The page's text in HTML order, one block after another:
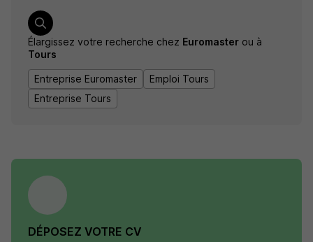
Élargissez votre recherche chez Euromaster ou à
Tours
Entreprise Euromaster
Emploi Tours
Entreprise Tours
DÉPOSEZ VOTRE CV